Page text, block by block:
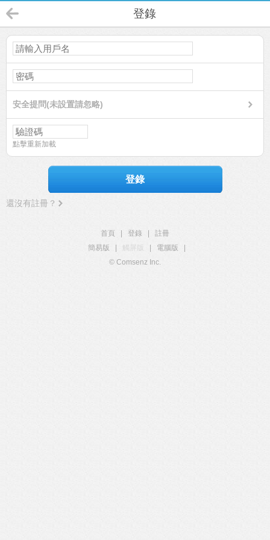
登錄
安全提問(未設置請忽略)
點擊重新加載
登錄
還沒有註冊？
首頁 登錄
註冊
簡易版
觸屏版 電腦版
© Comsenz Inc.